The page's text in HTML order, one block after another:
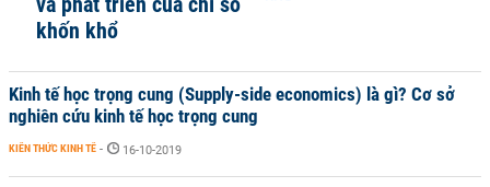
khốn khổ
Kinh tế học trọng cung (Supply-side economics) là gì? Cơ sở
nghiên cứu kinh tế học trọng cung
KIẾN THỨC KINH TẾ - 16-10-2019